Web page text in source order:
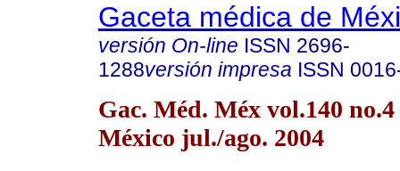
Gaceta médica de
versión On-line ISSN 2696-
1288versión impresa ISSN
Gac. Méd. Méx vol.140
México jul./ago. 2004